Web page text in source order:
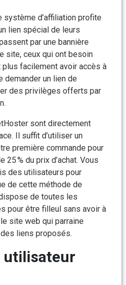
système d’affiliation profite
lien spécial de leurs
par une bannière
site, ceux qui ont besoin
plus facilement avoir accès à
demander un lien de
des privilèges offerts par
sont directement
Il suffit d’utiliser un
première commande pour
25 % du prix d’achat. Vous
des utilisateurs pour
de cette méthode de
de toutes les
pour être filleul sans avoir à
site web qui parraine
liens proposés.